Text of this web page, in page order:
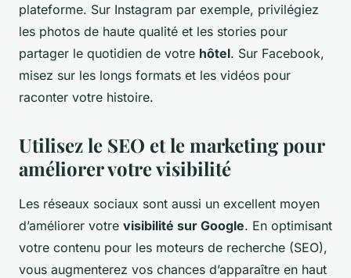
plateforme. Sur Instagram par exemple, privilégiez
les photos de haute qualité et les stories pour
partager le quotidien de votre hôtel. Sur Facebook,
misez sur les longs formats et les vidéos pour
raconter votre histoire.
Utilisez le SEO et le marketing pour
améliorer votre visibilité
Les réseaux sociaux sont aussi un excellent moyen
d’améliorer votre visibilité sur Google. En optimisant
votre contenu pour les moteurs de recherche (SEO),
vous augmenterez vos chances d’apparaître en haut